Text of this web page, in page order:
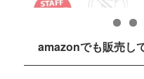
amazonでも販売し